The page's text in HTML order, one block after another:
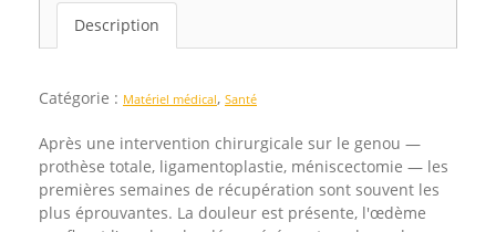
Description
Catégorie : Matériel médical, Santé
Après une intervention chirurgicale sur le genou —
prothèse totale, ligamentoplastie, méniscectomie — les
premières semaines de récupération sont souvent les
plus éprouvantes. La douleur est présente, l'œdème